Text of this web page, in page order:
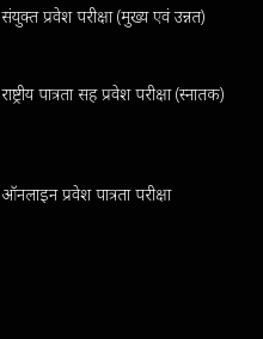
संयुक्त प्रवेश परीक्षा (मुख्य एवं उन्नत)
राष्ट्रीय पात्रता सह प्रवेश परीक्षा (स्नातक)
ऑनलाइन प्रवेश पात्रता परीक्षा